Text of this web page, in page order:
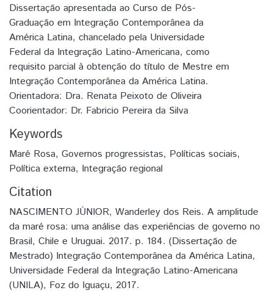
Dissertação apresentada ao Curso de Pós-
Graduação em Integração Contemporânea da
América Latina, chancelado pela Universidade
Federal da Integração Latino-Americana, como
requisito parcial à obtenção do título de Mestre em
Integração Contemporânea da América Latina.
Orientadora: Dra. Renata Peixoto de Oliveira
Coorientador: Dr. Fabricio Pereira da Silva
Keywords
Maré Rosa, Governos progressistas, Políticas sociais,
Política externa, Integração regional
Citation
NASCIMENTO JÚNIOR, Wanderley dos Reis. A amplitude
da maré rosa: uma análise das experiências de governo no
Brasil, Chile e Uruguai. 2017. p. 184. (Dissertação de
Mestrado) Integração Contemporânea da América Latina,
Universidade Federal da Integração Latino-Americana
(UNILA), Foz do Iguaçu, 2017.